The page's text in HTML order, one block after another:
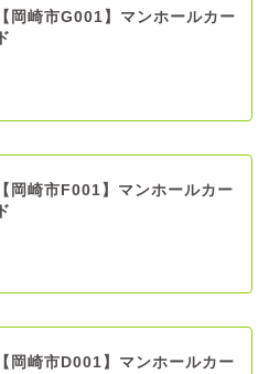
【岡崎市G001】マンホールカー
ド
【岡崎市F001】マンホールカー
ド
【岡崎市D001】マンホールカー